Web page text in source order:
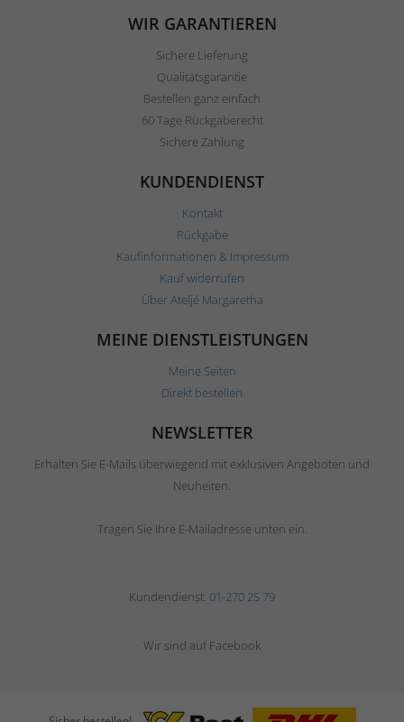
WIR GARANTIEREN
Sichere Lieferung
Qualitätsgarantie
Bestellen ganz einfach
60 Tage Rückgaberecht
Sichere Zahlung
KUNDENDIENST
Kontakt
Rückgabe
Kaufinformationen & Impressum
Kauf widerrufen
Über Ateljé Margaretha
MEINE DIENSTLEISTUNGEN
Meine Seiten
Direkt bestellen
NEWSLETTER
Erhalten Sie E-Mails überwiegend mit exklusiven Angeboten und
Neuheiten.
Tragen Sie Ihre E-Mailadresse unten ein.
Kundendienst: 01-270 25 79
Wir sind auf Facebook